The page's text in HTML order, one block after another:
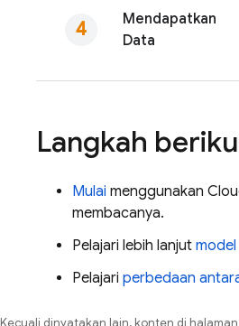
Mendapatkan
Data
Langkah
Mulai menggunakan
membacanya.
Pelajari lebih lanjut
Pelajari perbedaan
Kecuali dinyatakan lain, konten di